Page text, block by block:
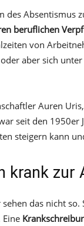
des Absentismus
beruflichen
von
aber sich
Auren
seit den 1950er
steigern kann
krank zur
das nicht